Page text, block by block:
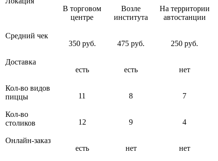
В торговом
центре
Возле
института
На территории
автостанции
Средний чек
350 руб.
475 руб. 250 руб.
Доставка
есть
есть нет
Кол-во видов
пиццы
11 8 7
Кол-во
столиков
12 9 4
Онлайн-заказ
есть
нет нет